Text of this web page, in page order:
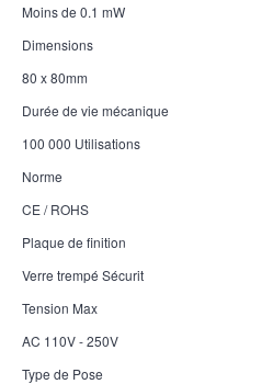
Moins de 0.1 mW
Dimensions
80 x 80mm
Durée de vie mécanique
100 000 Utilisations
Norme
CE / ROHS
Plaque de finition
Verre trempé Sécurit
Tension Max
AC 110V - 250V
Type de Pose